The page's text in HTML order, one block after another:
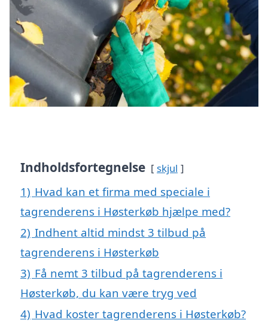
Indholdsfortegnelse skjul
1) Hvad kan et firma med speciale i
tagrenderens i Høsterkøb hjælpe med?
2) Indhent altid mindst 3 tilbud på
tagrenderens i Høsterkøb
3) Få nemt 3 tilbud på tagrenderens i
Høsterkøb, du kan være tryg ved
4) Hvad koster tagrenderens i Høsterkøb?